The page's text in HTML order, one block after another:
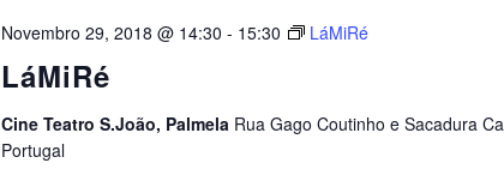
LáMiRé
Novembro 29, 2018 @ 14:30 - 15:30 LáMiRé
Cine Teatro S.João, Palmela Rua Gago Coutinho e Sacadura
Portugal